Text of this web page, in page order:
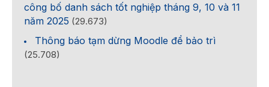
công bố danh sách tốt nghiệp tháng 9, 10 và 11
năm 2025 (29.673)
Thông báo tạm dừng Moodle để bảo trì
(25.708)